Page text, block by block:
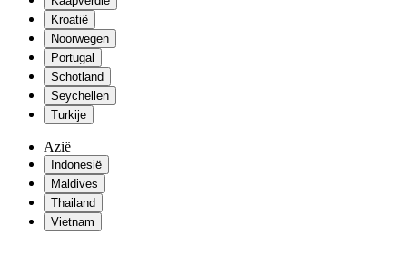
Kroatië
Noorwegen
Portugal
Schotland
Seychellen
Turkije
Azië
Indonesië
Maldives
Thailand
Vietnam